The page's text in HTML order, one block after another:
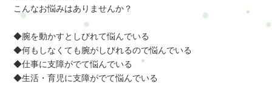
こんなお悩みはありませんか？
◆腕を動かすとしびれて悩んでいる
◆何もしなくても腕がしびれるので悩んでいる
◆仕事に支障がでて悩んでいる
◆生活・育児に支障がでて悩んでいる